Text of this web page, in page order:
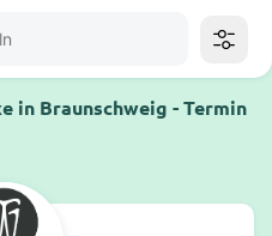
in Braunschweig - Termin